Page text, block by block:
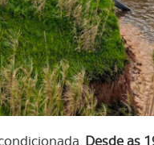
Desde as